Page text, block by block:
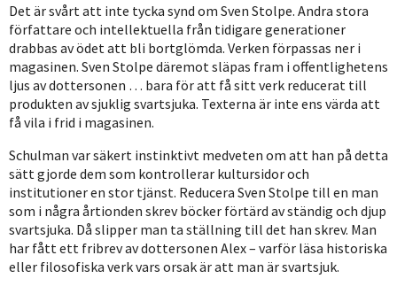
Det är svårt att inte tycka synd om Sven Stolpe. Andra stora
författare och intellektuella från tidigare generationer
drabbas av ödet att bli bortglömda. Verken förpassas ner i
magasinen. Sven Stolpe däremot släpas fram i offentlighetens
ljus av dottersonen … bara för att få sitt verk reducerat till
produkten av sjuklig svartsjuka. Texterna är inte ens värda att
få vila i frid i magasinen.
Schulman var säkert instinktivt medveten om att han på detta
sätt gjorde dem som kontrollerar kultursidor och
institutioner en stor tjänst. Reducera Sven Stolpe till en man
som i några årtionden skrev böcker förtärd av ständig och djup
svartsjuka. Då slipper man ta ställning till det han skrev. Man
har fått ett fribrev av dottersonen Alex – varför läsa historiska
eller filosofiska verk vars orsak är att man är svartsjuk.